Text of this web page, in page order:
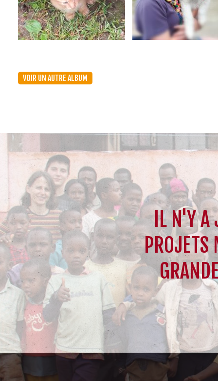
VOIR UN AUTRE ALBUM
IL N'Y A
PROJETS